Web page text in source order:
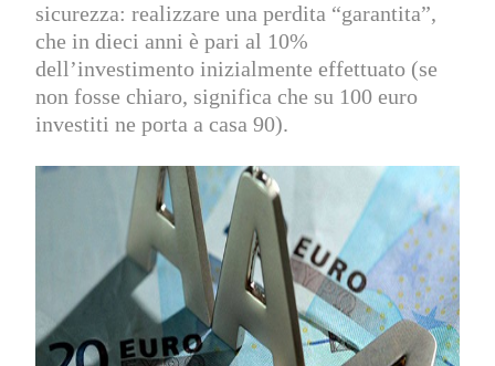
sicurezza: realizzare una perdita “garantita”,
che in dieci anni è pari al 10%
dell’investimento inizialmente effettuato (se
non fosse chiaro, significa che su 100 euro
investiti ne porta a casa 90).